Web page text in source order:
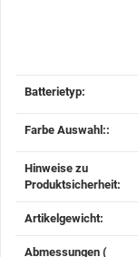
Batterietyp‍:
Farbe Auswahl:‍:
Hinweise zu
Produktsicherheit‍:
Artikelgewicht‍:
Abmessungen (